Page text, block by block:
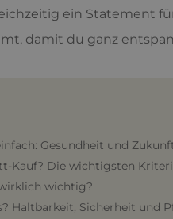
ein Statement
damit du ganz
Gesundheit und
Kauf? Die wichtigsten
wichtig?
Haltbarkeit, Sicherheit und